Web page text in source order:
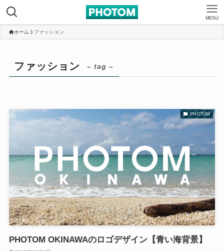
MENU
ホーム ファッション
ファッション – tag –
PHOTOM
PHOTOM OKINAWAのロゴデザイン【青い海背景】